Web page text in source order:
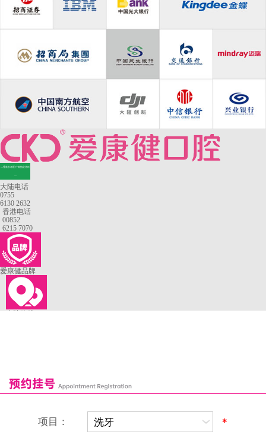
—香港长者医疗券指定牙科
大陆电话
0755
6130 2632
香港电话
00852
6215 7070
爱康健品牌
恒乐口腔诊所
富港口腔诊所
项目： *